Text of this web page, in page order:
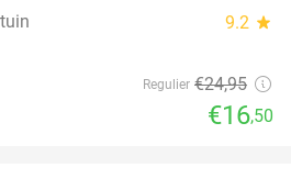
9.2 star
Regulier €24,95
€16,50